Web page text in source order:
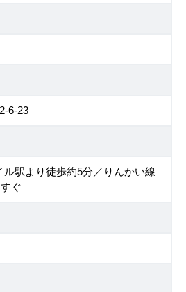
6-23
ル駅より徒歩約5分／りんかい線
ぐ